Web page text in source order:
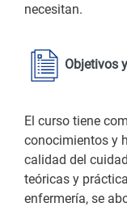
necesitan.
Objetivos
El curso tiene
conocimientos y
calidad del
teóricas y
enfermería, se